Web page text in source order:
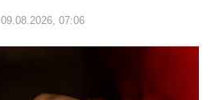
09.08.2026, 07:06